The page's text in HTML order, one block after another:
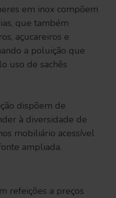
em inox compõem
que também
açucareiros e
a poluição que
uso de sachês
dispõem de
à diversidade de
mobiliário acessível
ampliada.
refeições a preços